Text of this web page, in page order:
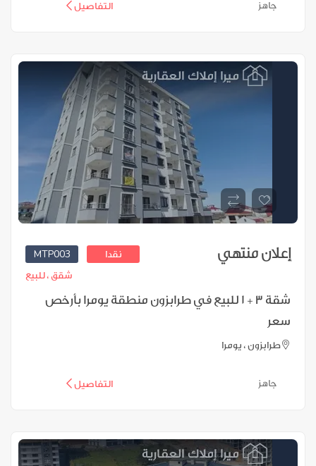
التفاصيل
MTP003 نقدا إعلان منتهي
شقق ،للبيع
شقة 3 + 1 للبيع في طرابزون منطقة يومرا بأرخص
سعر
طرابزون ، يومرا
التفاصيل